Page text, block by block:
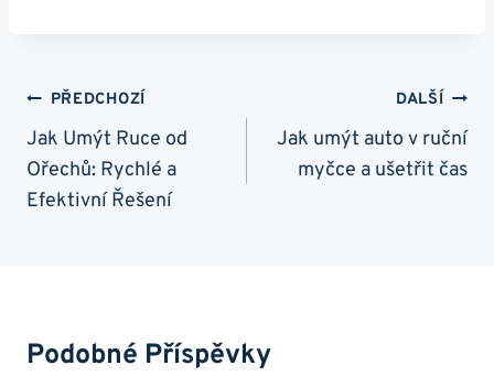
Navigace
Pro
Příspěvek
PŘEDCHOZÍ
Jak Umýt Ruce od
Ořechů: Rychlé a
Efektivní Řešení
DALŠÍ
Jak umýt auto v ruční
myčce a ušetřit čas
Podobné Příspěvky